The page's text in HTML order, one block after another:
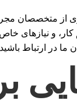
از متخصصان
و نیازهای
در ارتباط